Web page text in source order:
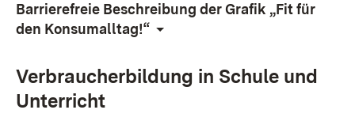
Barrierefreie Beschreibung der Grafik „Fit für
den Konsumalltag!“
Verbraucherbildung in Schule und
Unterricht